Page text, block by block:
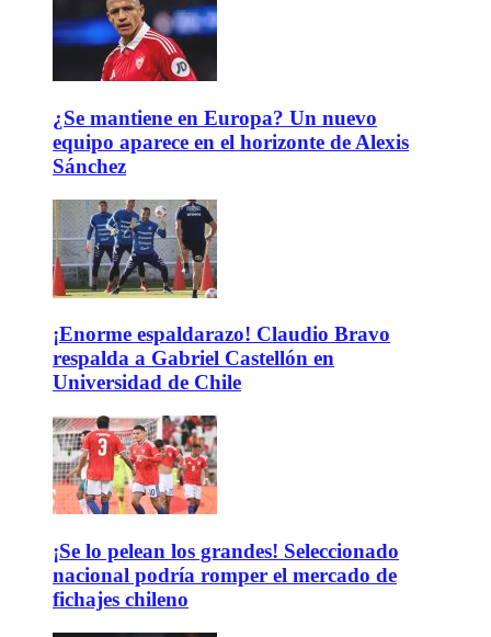
¿Se mantiene en Europa? Un nuevo
equipo aparece en el horizonte de Alexis
Sánchez
¡Enorme espaldarazo! Claudio Bravo
respalda a Gabriel Castellón en
Universidad de Chile
¡Se lo pelean los grandes! Seleccionado
nacional podría romper el mercado de
fichajes chileno